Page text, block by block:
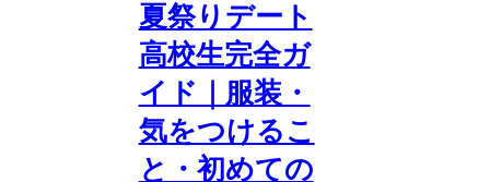
夏祭りデート
高校生完全ガ
イド｜服装・
気をつけるこ
と・初めての